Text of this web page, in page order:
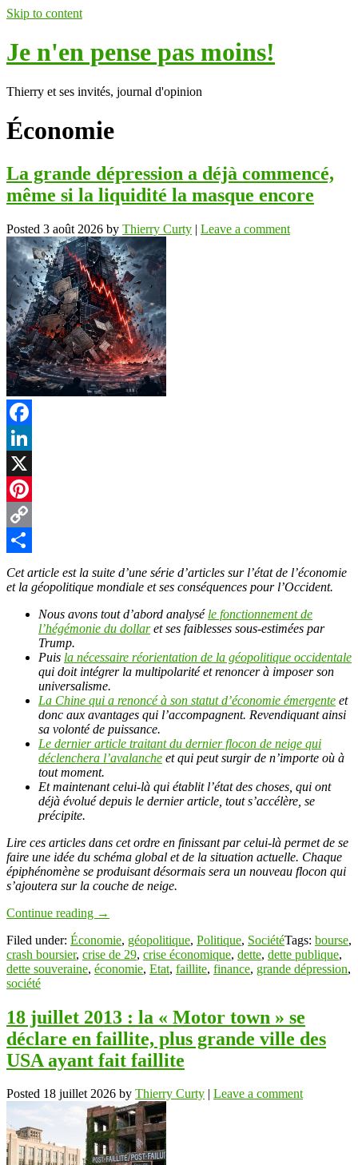
Skip to content
Je n'en pense pas moins!
Thierry et ses invités, journal d'opinion
Économie
La grande dépression a déjà commencé,
même si la liquidité la masque encore
Posted 3 août 2026 by Thierry Curty | Leave a comment
Facebook
LinkedIn
X
Pinterest
Copy
Link
Partager
Cet article est la suite d’une série d’articles sur l’état de l’économie
et la géopolitique mondiale et ses conséquences pour l’Occident.
Nous avons tout d’abord analysé le fonctionnement de
l’hégémonie du dollaret ses faiblesses sous-estimées par
Trump.
Puis la nécessaire réorientation de la géopolitique occidentale
qui doit intégrer la multipolarité et renoncer à imposer son
universalisme.
La Chine qui a renoncé à son statut d’économie émergente et
donc aux avantages qui l’accompagnent. Revendiquant ainsi
sa volonté de puissance.
Le dernier article traitant du dernier flocon de neige qui
déclenchera l’avalanche et qui peut surgir de n’importe où à
tout moment.
Et maintenant celui-là qui établit l’état des choses, qui ont
déjà évolué depuis le dernier article, tout s’accélère, se
précipite.
Lire ces articles dans cet ordre en finissant par celui-là permet de se
faire une idée du schéma global et de la situation actuelle. Chaque
épiphénomène se produisant désormais sera un nouveau flocon qui
s’ajoutera sur la couche de neige.
Continue reading →
Filed under: Économie, géopolitique, Politique, SociétéTags: bourse,
crash boursier, crise de 29, crise économique, dette, dette publique,
dette souveraine, économie, Etat, faillite, finance, grande dépression,
société
18 juillet 2013 : la « Motor town » se
déclare en faillite, plus grande ville des
USA ayant fait faillite
Posted 18 juillet 2026 by Thierry Curty Leave a comment